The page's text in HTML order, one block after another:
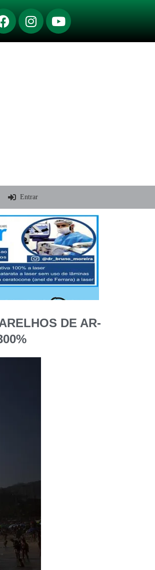
Entrar
DE AR-